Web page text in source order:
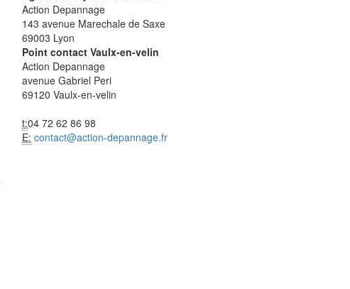
Action Depannage
143 avenue Marechale de Saxe
69003 Lyon
Point contact Vaulx-en-velin
Action Depannage
avenue Gabriel Peri
69120 Vaulx-en-velin
t:04 72 62 86 98
E: contact@action-depannage.fr